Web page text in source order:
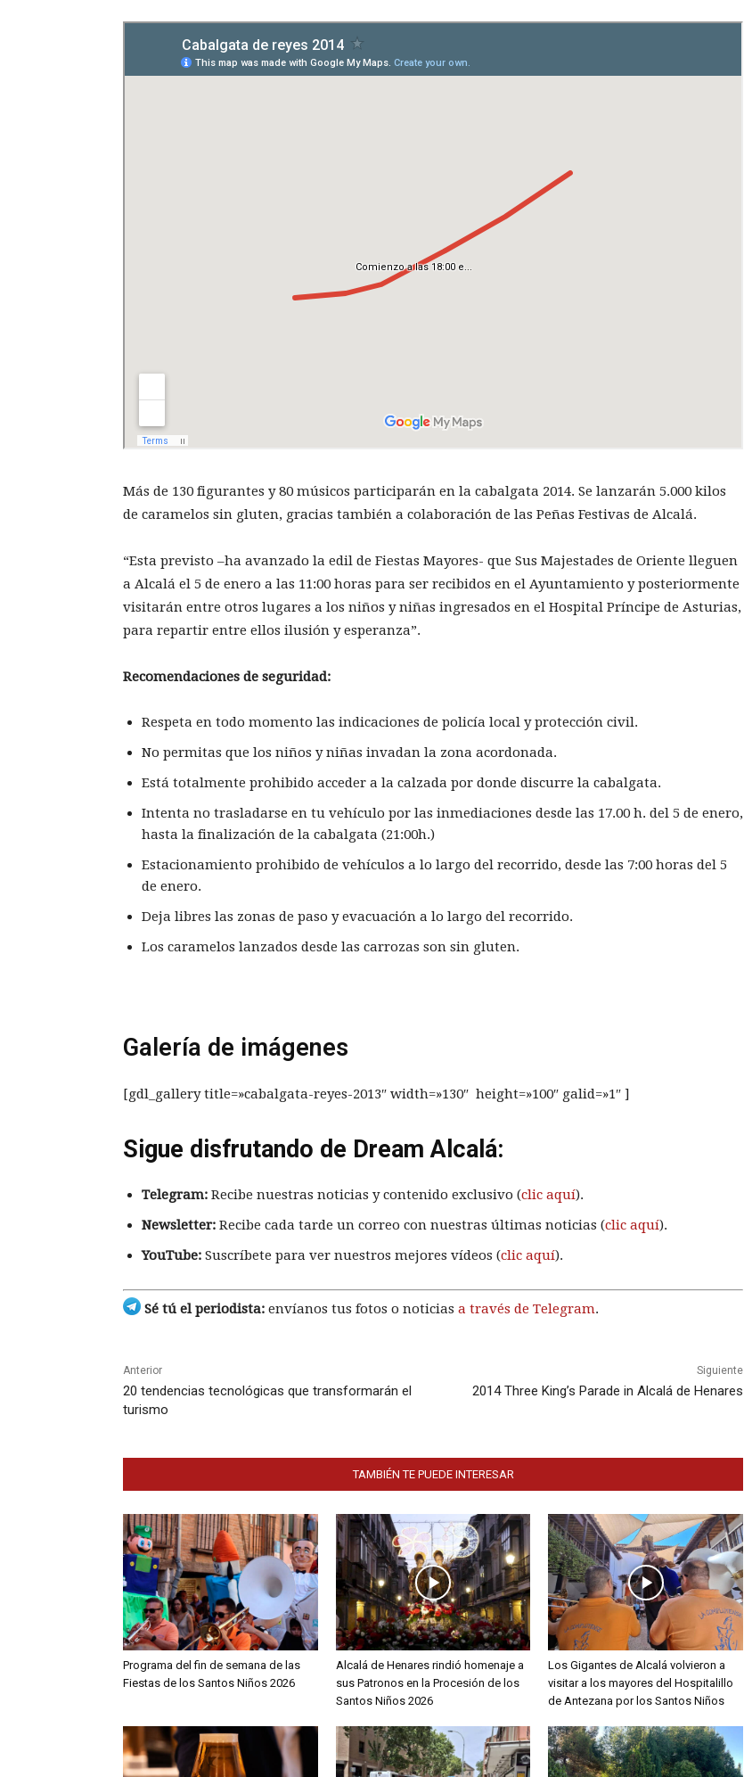
Más de 130 figurantes y 80 músicos participarán en la cabalgata 2014. Se lanzarán 5.000 kilos
de caramelos sin gluten, gracias también a colaboración de las Peñas Festivas de Alcalá.
“Esta previsto –ha avanzado la edil de Fiestas Mayores- que Sus Majestades de Oriente lleguen
a Alcalá el 5 de enero a las 11:00 horas para ser recibidos en el Ayuntamiento y posteriormente
visitarán entre otros lugares a los niños y niñas ingresados en el Hospital Príncipe de Asturias,
para repartir entre ellos ilusión y esperanza”.
Recomendaciones de seguridad:
Respeta en todo momento las indicaciones de policía local y protección civil.
No permitas que los niños y niñas invadan la zona acordonada.
Está totalmente prohibido acceder a la calzada por donde discurre la cabalgata.
Intenta no trasladarse en tu vehículo por las inmediaciones desde las 17.00 h. del 5 de enero,
hasta la finalización de la cabalgata (21:00h.)
Estacionamiento prohibido de vehículos a lo largo del recorrido, desde las 7:00 horas del 5
de enero.
Deja libres las zonas de paso y evacuación a lo largo del recorrido.
Los caramelos lanzados desde las carrozas son sin gluten.
Galería de imágenes
[gdl_gallery title=»cabalgata-reyes-2013″ width=»130″ height=»100″ galid=»1″ ]
Sigue disfrutando de Dream Alcalá:
Telegram: Recibe nuestras noticias y contenido exclusivo (clic aquí).
Newsletter: Recibe cada tarde un correo con nuestras últimas noticias (clic aquí).
YouTube: Suscríbete para ver nuestros mejores vídeos (clic aquí).
Sé tú el periodista: envíanos tus fotos o noticias a través de Telegram.
Anterior
20 tendencias tecnológicas que transformarán el
turismo
Siguiente
2014 Three King’s Parade in Alcalá de Henares
TAMBIÉN TE PUEDE INTERESAR
Programa del fin de semana de las
Fiestas de los Santos Niños 2026
Alcalá de Henares rindió homenaje a
sus Patronos en la Procesión de los
Santos Niños 2026
Los Gigantes de Alcalá volvieron a
visitar a los mayores del Hospitalillo
de Antezana por los Santos Niños